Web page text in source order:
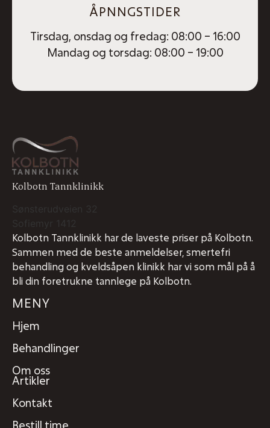
ÅPNNGSTIDER
Tirsdag, onsdag og fredag: 08:00 – 16:00
Mandag og torsdag: 08:00 – 19:00
Kolbotn Tannklinikk
Sønsterudveien 32
Sofiemyr
Kolbotn Tannklinikk har de laveste priser på Kolbotn.
Sammen med de beste anmeldelser, smertefri
behandling og kveldsåpen klinikk har vi som mål på å
bli din foretrukne tannlege på Kolbotn.
MENY
Hjem
Behandlinger
Om oss
Artikler
Kontakt